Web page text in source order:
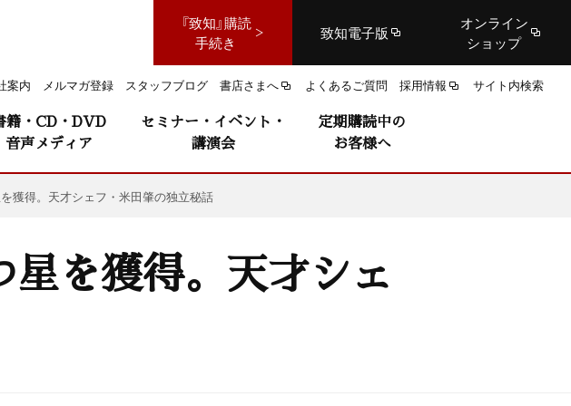
『致知』購読
手続き
致知電子版
オンライン
ショップ
案内 メルマガ登録 スタッフブログ 書店さまへ よくあるご質問 採用情報 サイト内検索
籍・CD・DVD
音声メディア
セミナー・イベント・
講演会
定期購読中の
お客様へ
獲得。天才シェフ・米田肇の独立秘話
を獲得。天才シェ